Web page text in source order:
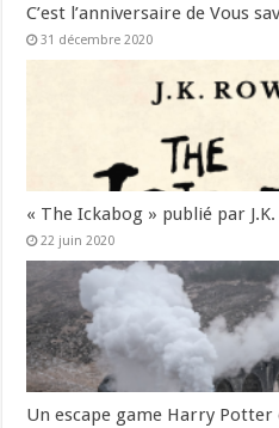
C’est l’anniversaire de Vous
31 décembre 2020
« The Ickabog » publié par
22 juin 2020
Un escape game Harry Potter